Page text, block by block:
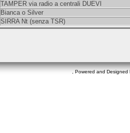
TAMPER via radio a centrali DUEVI
Bianca o Silver
SIRRA Nt (senza TSR)
, Powered and